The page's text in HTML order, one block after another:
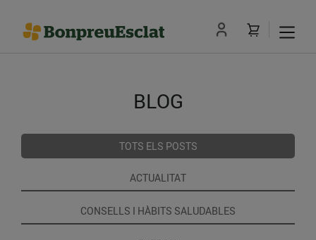
BLOG
TOTS ELS POSTS
ACTUALITAT
CONSELLS I HÀBITS SALUDABLES